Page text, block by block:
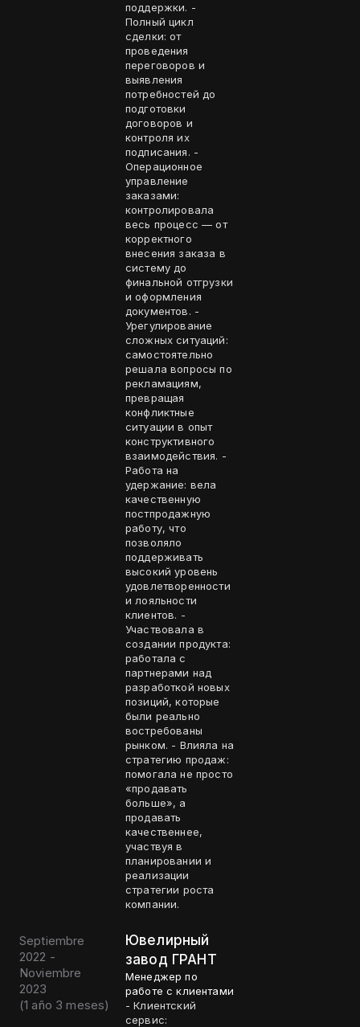
поддержки. -
Полный цикл
сделки: от
проведения
переговоров и
выявления
потребностей до
подготовки
договоров и
контроля их
подписания. -
Операционное
управление
заказами:
контролировала
весь процесс — от
корректного
внесения заказа в
систему до
финальной отгрузки
и оформления
документов. -
Урегулирование
сложных ситуаций:
самостоятельно
решала вопросы по
рекламациям,
превращая
конфликтные
ситуации в опыт
конструктивного
взаимодействия. -
Работа на
удержание: вела
качественную
постпродажную
работу, что
позволяло
поддерживать
высокий уровень
удовлетворенности
и лояльности
клиентов. -
Участвовала в
создании продукта:
работала с
партнерами над
разработкой новых
позиций, которые
были реально
востребованы
рынком. - Влияла на
стратегию продаж:
помогала не просто
«продавать
больше», а
продавать
качественнее,
участвуя в
планировании и
реализации
стратегии роста
компании.
Septiembre
2022 -
Noviembre
2023
(1 año 3 meses)
Ювелирный
завод ГРАНТ
Менеджер по
работе с клиентами
- Клиентский
сервис: